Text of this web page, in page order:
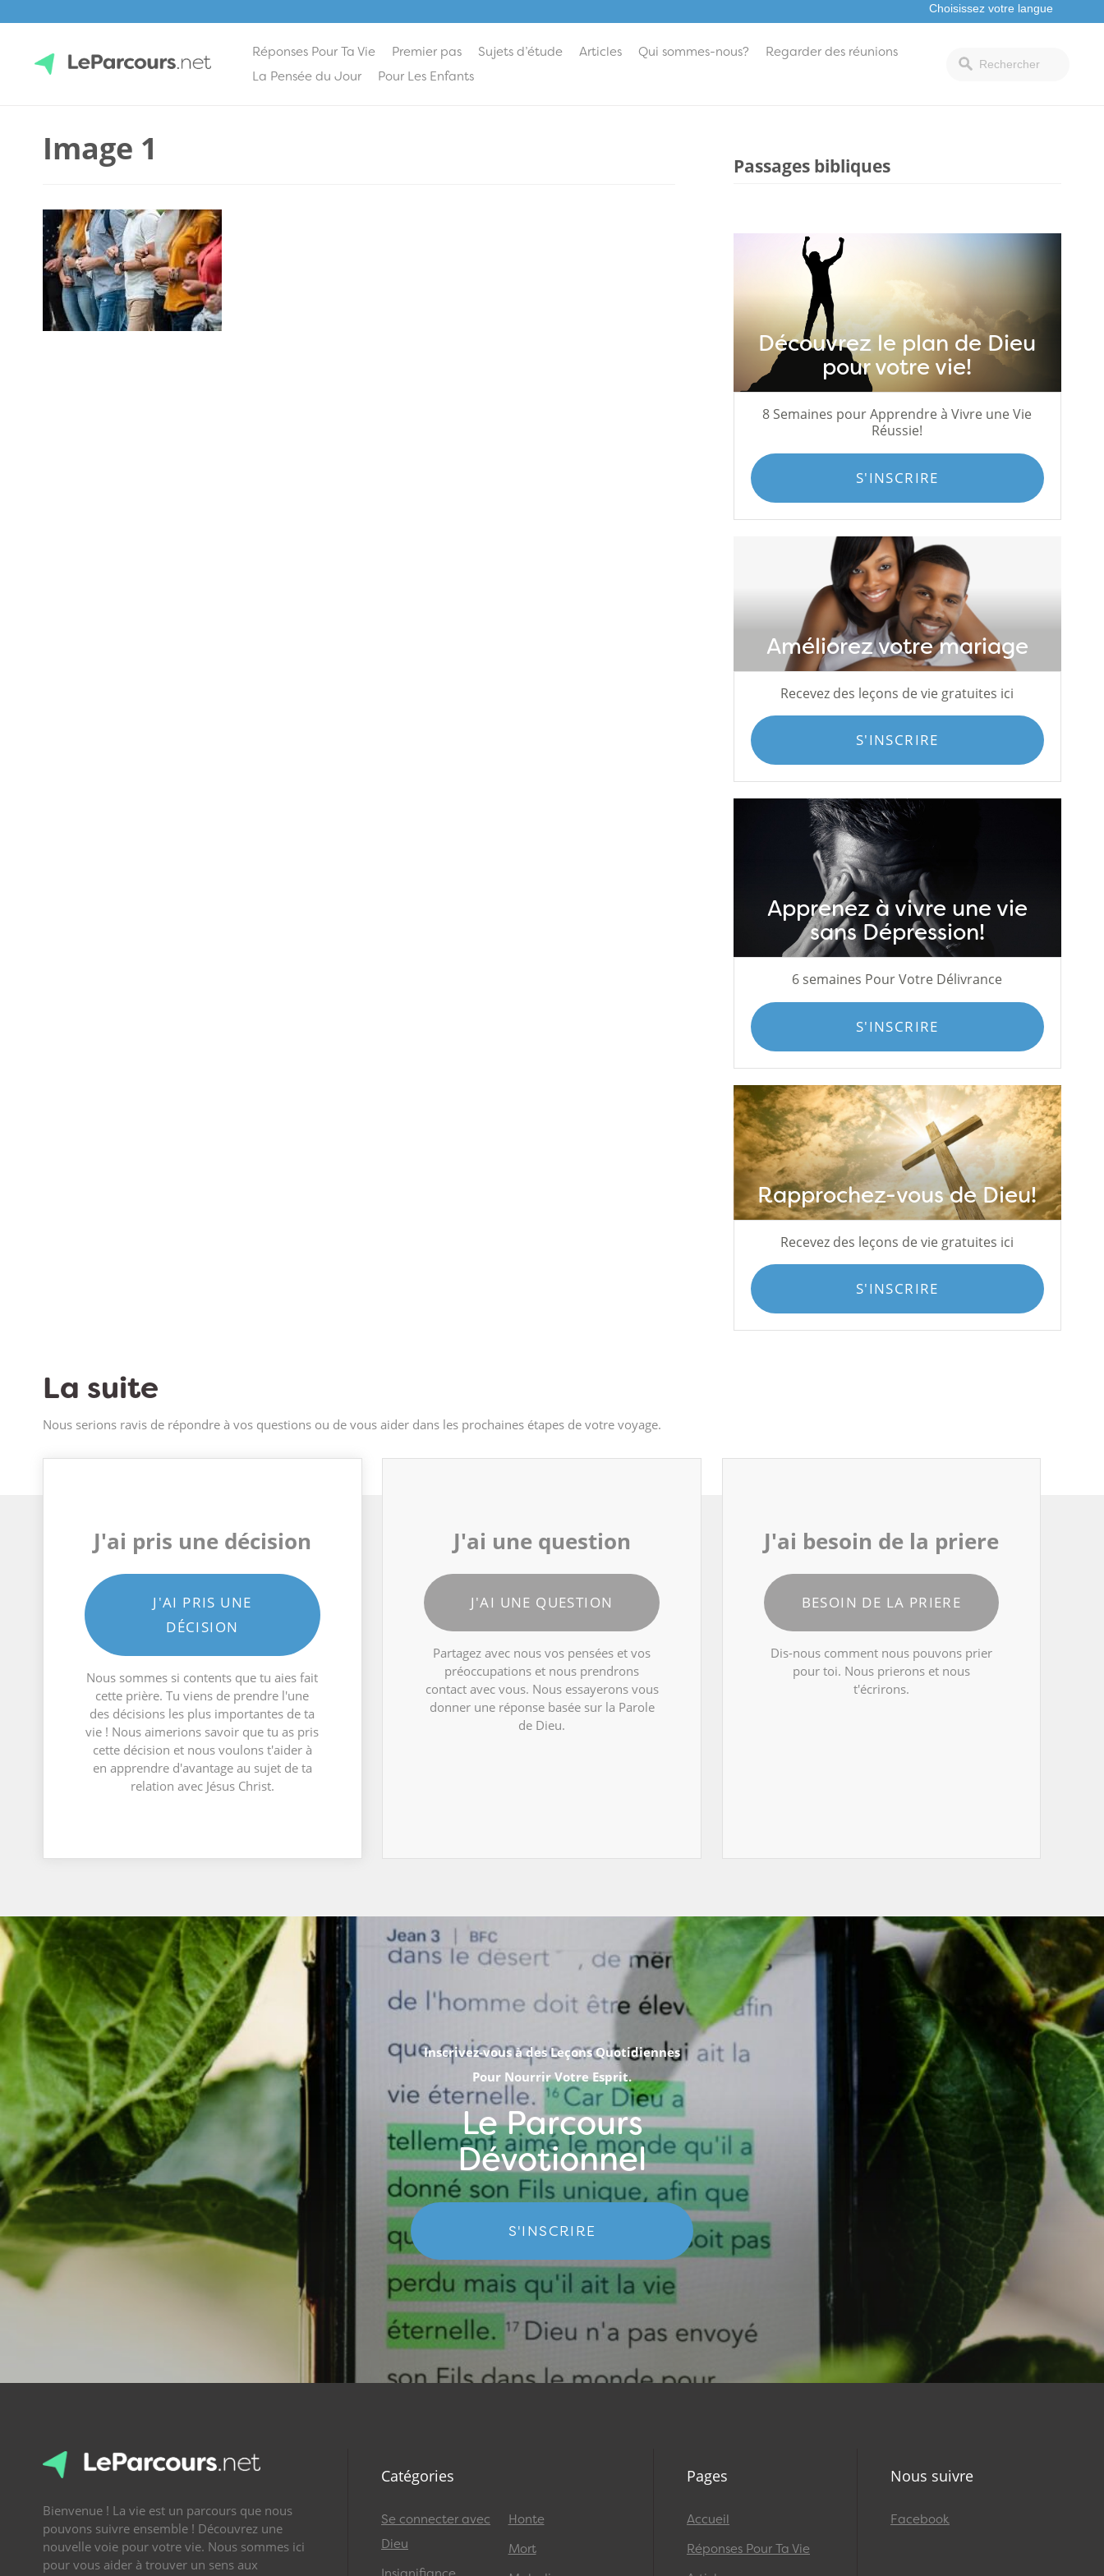
Réponses Pour Ta Vie Premier pas Sujets d’étude Articles Qui sommes-nous?
Regarder des réunions
La Pensée du Jour
Pour Les Enfants
Image 1 Passages bibliques
Découvrez le plan de Dieu
pour votre vie!
8 Semaines pour Apprendre à Vivre une Vie
Réussie!
S'INSCRIRE
Améliorez votre mariage
Recevez des leçons de vie gratuites ici
S'INSCRIRE
Apprenez à vivre une vie
sans Dépression!
6 semaines Pour Votre Délivrance
S'INSCRIRE
Rapprochez-vous de Dieu!
Recevez des leçons de vie gratuites ici
S'INSCRIRE
La suite
Nous serions ravis de répondre à vos questions ou de vous aider dans les prochaines étapes de votre voyage.
J'ai pris une décision
J'AI PRIS UNE
DÉCISION
Nous sommes si contents que tu aies fait
cette prière. Tu viens de prendre l'une
des décisions les plus importantes de ta
vie ! Nous aimerions savoir que tu as pris
cette décision et nous voulons t'aider à
en apprendre d'avantage au sujet de ta
relation avec Jésus Christ.
J'ai une question
J'AI UNE QUESTION
Partagez avec nous vos pensées et vos
préoccupations et nous prendrons
contact avec vous. Nous essayerons vous
donner une réponse basée sur la Parole
de Dieu.
J'ai besoin de la priere
BESOIN DE LA PRIERE
Dis-nous comment nous pouvons prier
pour toi. Nous prierons et nous
t'écrirons.
Inscrivez-vous à des Leçons Quotidiennes
Pour Nourrir Votre Esprit.
Le Parcours
Dévotionnel
S'INSCRIRE
Bienvenue ! La vie est un parcours que nous
pouvons suivre ensemble ! Découvrez une
nouvelle voie pour votre vie. Nous sommes ici
pour vous aider à trouver un sens aux
Catégories
Se connecter avec
Dieu
Honte
Mort
Pages
Accueil
Réponses Pour Ta Vie
Nous suivre
Facebook